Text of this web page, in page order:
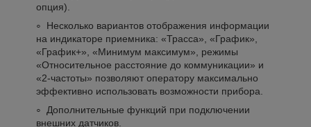
опция).
Несколько вариантов отображения информации
на индикаторе приемника: «Трасса», «График»,
«График+», «Минимум максимум», режимы
«Относительное расстояние до коммуникации» и
«2-частоты» позволяют оператору максимально
эффективно использовать возможности прибора.
Дополнительные функций при подключении
внешних датчиков.